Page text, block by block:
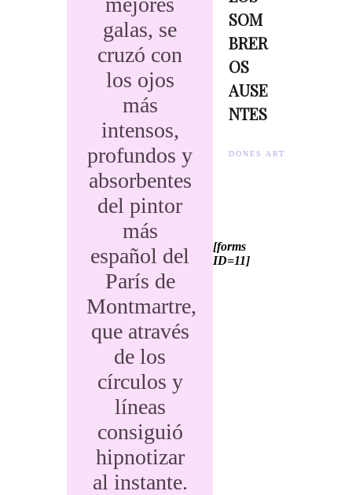
galas, se
cruzó con
los ojos
más
intensos,
profundos y
absorbentes
del pintor
más
español del
París de
Montmartre,
que através
de los
círculos y
líneas
consiguió
hipnotizar
al instante.
SOM
BRER
OS
AUSE
NTES
DONES ARTISTES.
[forms
ID=11]